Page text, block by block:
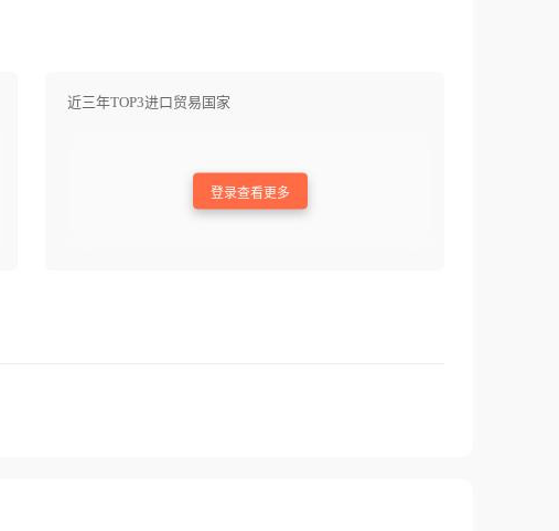
近三年TOP3进口贸易国家
登录查看更多